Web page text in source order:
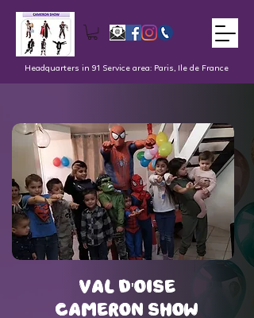
Headquarters in 91 Service area: Paris, Ile de France
val d'oise
Cameron Show
val d'oise
Cameron Show